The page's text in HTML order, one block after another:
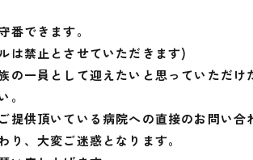
番できます。
は禁止とさせていただきます)
の一員として迎えたいと思っていただ
。
提供頂いている病院への直接のお問い合
り、大変ご迷惑となります。